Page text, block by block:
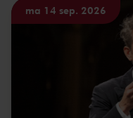
ma 14 sep. 2026